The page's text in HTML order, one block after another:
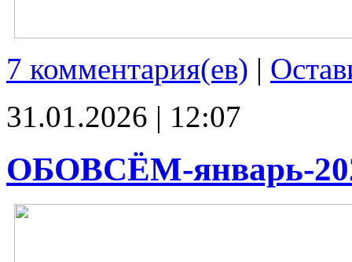
7 комментария(ев) |
31.01.2026 | 12:07
ОБОВСЁМ-январь-